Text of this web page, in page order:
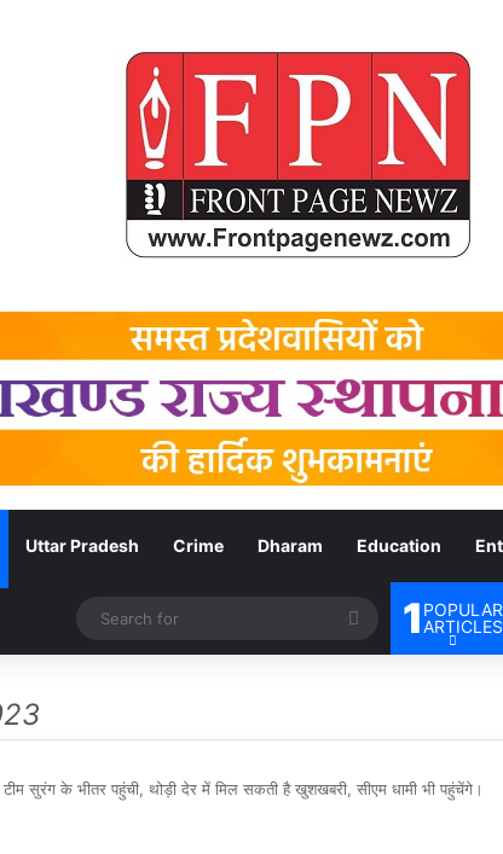
Uttar Pradesh Crime Dharam Education
Search
for
1 POPULAR
ARTICLES
सुरंग के भीतर पहुंची, थोड़ी देर में मिल सकती है खुशखबरी, सीएम धामी भी पहुंचेंगे।